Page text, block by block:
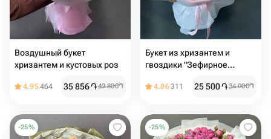
Воздушный букет
хризантем и кустовых роз
4.95464 35 856֏49 800֏
Букет из хризантем и
гвоздики "Зефирное
4.86311 25 500֏34 000֏
-25% -25%